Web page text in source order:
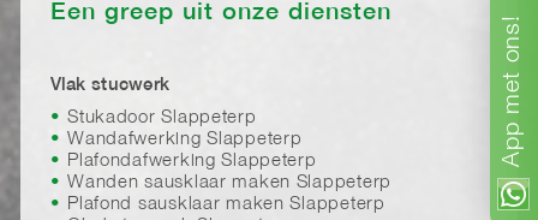
App
met
ons!
Een greep uit onze diensten
Vlak stucwerk
Stukadoor Slappeterp
Wandafwerking Slappeterp
Plafondafwerking Slappeterp
Wanden sausklaar maken Slappeterp
Plafond sausklaar maken Slappeterp